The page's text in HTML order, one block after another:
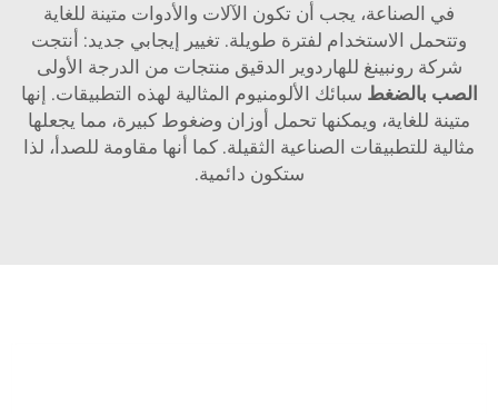
في الصناعة، يجب أن تكون الآلات والأدوات متينة للغاية
وتتحمل الاستخدام لفترة طويلة. تغيير إيجابي جديد: أنتجت
شركة رونبينغ للهاردوير الدقيق منتجات من الدرجة الأولى
الصب بالضغطسبائك الألومنيوم المثالية لهذه التطبيقات. إنها
متينة للغاية، ويمكنها تحمل أوزان وضغوط كبيرة، مما يجعلها
مثالية للتطبيقات الصناعية الثقيلة. كما أنها مقاومة للصدأ، لذا
ستكون دائمية.